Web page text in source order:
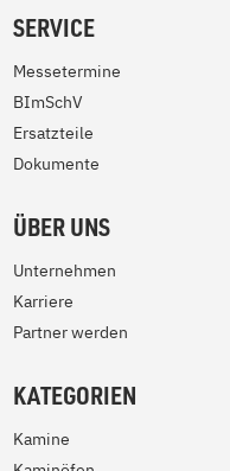
SERVICE
Messetermine
BImSchV
Ersatzteile
Dokumente
ÜBER UNS
Unternehmen
Karriere
Partner werden
KATEGORIEN
Kamine